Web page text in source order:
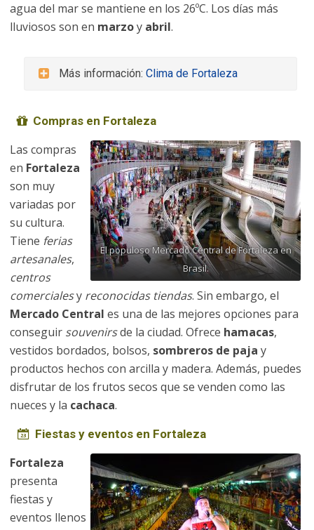
agua del mar se mantiene en los 26ºC. Los días más
lluviosos son en marzoy abril.
Más información: Clima de Fortaleza
Compras en Fortaleza
El populoso Mercado Central de Fortaleza en
Brasil.
Las compras
en Fortaleza
son muy
variadas por
su cultura.
Tiene ferias
artesanales,
centros
comercialesy reconocidas tiendas. Sin embargo, el
Mercado Central es una de las mejores opciones para
conseguir souvenirsde la ciudad. Ofrece hamacas,
vestidos bordados, bolsos, sombreros de paja y
productos hechos con arcilla y madera. Además, puedes
disfrutar de los frutos secos que se venden como las
nueces y la cachaca.
Fiestas y eventos en Fortaleza
Fortaleza
presenta
fiestas y
eventos llenos